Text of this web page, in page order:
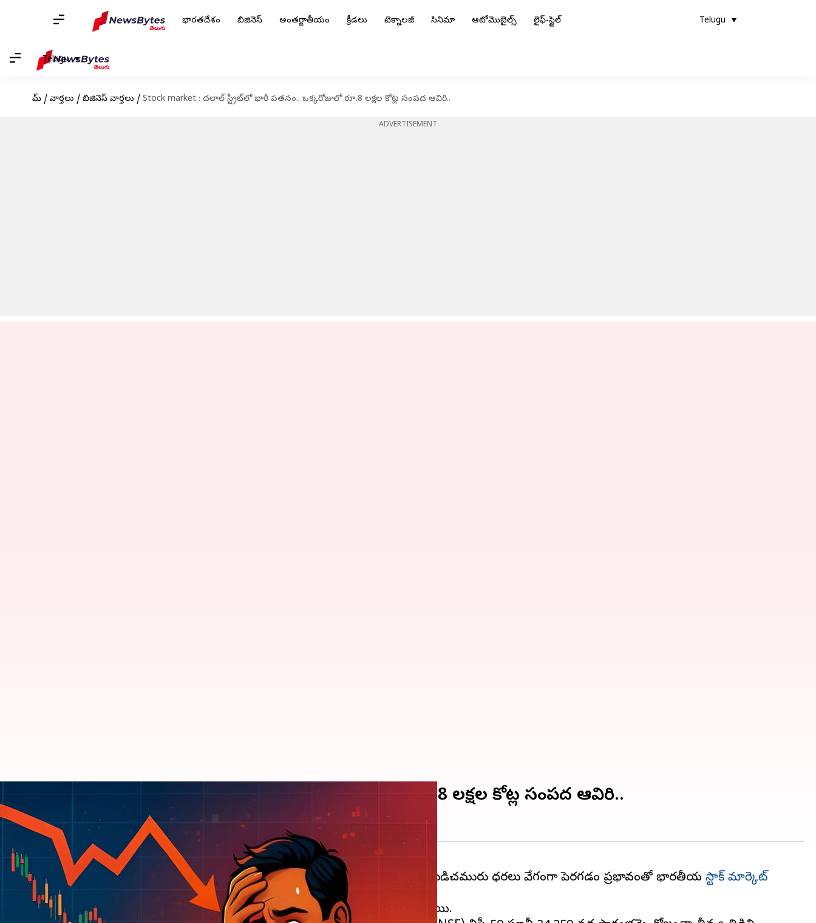
భారతదేశం బిజినెస్ అంతర్జాతీయం క్రీడలు టెక్నాలజీ సినిమా ఆటోమొబైల్స్ లైఫ్-స్టైల్ Telugu
Telugu
హోమ్ / వార్తలు / బిజినెస్ వార్తలు / Stock market : దలాల్ స్ట్రీట్‌లో భారీ పతనం.. ఒక్కరోజులో రూ.8 లక్షల కోట్ల సంపద ఆవిరి..
ADVERTISEMENT
Stock market : దలాల్ స్ట్రీట్‌లో భారీ పతనం.. ఒక్కరోజులో రూ.8 లక్షల కోట్ల సంపద ఆవిరి..
వ్రాసిన వారు Moogati Shabari Jul 08, 2026 04:17 pm
ఈ వార్తాకథనం ఏంటి
అమెరికా ఇరాన్మధ్య ఉద్రిక్తతలు మరింత తీవ్రరూపం దాల్చడం, అంతర్జాతీయ మార్కెట్‌లో ముడిచమురు ధరలు వేగంగా పెరగడం ప్రభావంతో భారతీయ స్టాక్ మార్కెట్
బుధవారం భారీ నష్టాలతో ప్రారంభమైంది.
ప్రారంభం నుంచే అమ్మకాల ఒత్తిడి పెరగడంతో ప్రధాన సూచీలు రెండు శాతానికి పైగా క్షీణించాయి.